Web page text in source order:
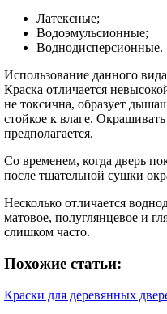
Латексные;
Водоэмульсионные;
Воднодисперсионные.
Использование данного
Краска отличается
не токсична, образует
стойкое к влаге.
предполагается.
Со временем, когда дверь
после тщательной сушки
Несколько отличается
матовое, полуглянцевое и
слишком часто.
Похожие статьи:
Краски для деревянных